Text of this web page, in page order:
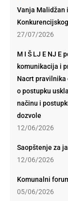
Vanja Malidžan
27/07/2026
M I Š LJ E NJ E
komunikacija i
Nacrt pravilnika
o postupku
načinu i
dozvole
12/06/2026
Saopštenje za
12/06/2026
Komunalni
05/06/2026